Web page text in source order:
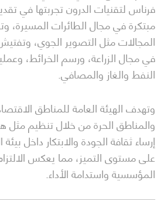
فرناس لتقنيات الدرون تجربتها في
مبتكرة في مجال الطائرات
المجالات مثل التصوير الجوي،
في مجال الزراعة، ورسم الخرائط،
النفط والغاز والمصافي.
وتهدف الهيئة العامة للمناطق
والمناطق الحرة من خلال تنظيم مثل
إرساء ثقافة الجودة والابتكار داخل
على مستوى التميز، مما يعكس
المؤسسية واستدامة الأداء.